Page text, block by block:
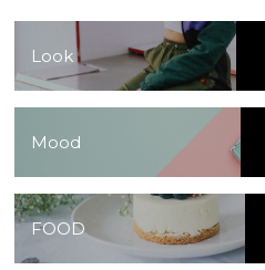
Look
Mood
FOOD